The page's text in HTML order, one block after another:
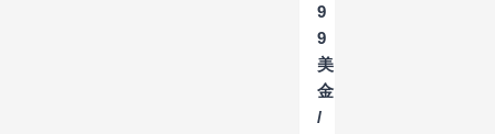
9
9
美
金
/